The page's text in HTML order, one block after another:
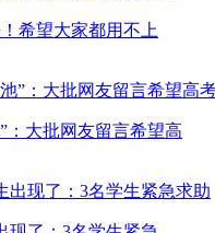
希望大家都用不上
：大批网友留言希望高